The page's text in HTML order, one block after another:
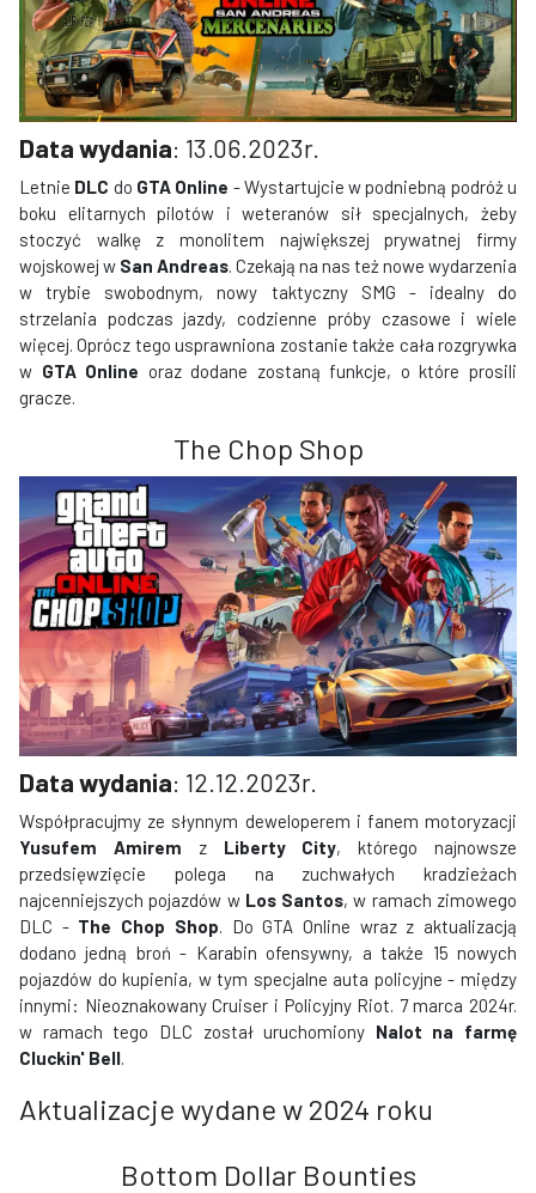
Data wydania: 13.06.2023r.
Letnie DLC do GTA Online - Wystartujcie w podniebną podróż u
boku elitarnych pilotów i weteranów sił specjalnych, żeby
stoczyć walkę z monolitem największej prywatnej firmy
wojskowej w San Andreas. Czekają na nas też nowe wydarzenia
w trybie swobodnym, nowy taktyczny SMG - idealny do
strzelania podczas jazdy, codzienne próby czasowe i wiele
więcej. Oprócz tego usprawniona zostanie także cała rozgrywka
w GTA Online oraz dodane zostaną funkcje, o które prosili
gracze.
The Chop Shop
Data wydania: 12.12.2023r.
Współpracujmy ze słynnym deweloperem i fanem motoryzacji
Yusufem Amirem z Liberty City, którego najnowsze
przedsięwzięcie polega na zuchwałych kradzieżach
najcenniejszych pojazdów w Los Santos, w ramach zimowego
DLC - The Chop Shop. Do GTA Online wraz z aktualizacją
dodano jedną broń - Karabin ofensywny, a także 15 nowych
pojazdów do kupienia, w tym specjalne auta policyjne - między
innymi: Nieoznakowany Cruiser i Policyjny Riot. 7 marca 2024r.
w ramach tego DLC został uruchomiony Nalot na farmę
Cluckin' Bell.
Aktualizacje wydane w 2024 roku
Bottom Dollar Bounties